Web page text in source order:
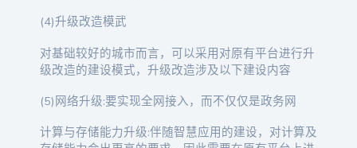
(4)升级改造模武
对基础较好的城市而言，可以采用对原有平台进行升
级改造的建设模式，升级改造涉及以下建设内容
(5)网络升级:要实现全网接入，而不仅仅是政务网
计算与存储能力升级:伴随智慧应用的建设，对计算及